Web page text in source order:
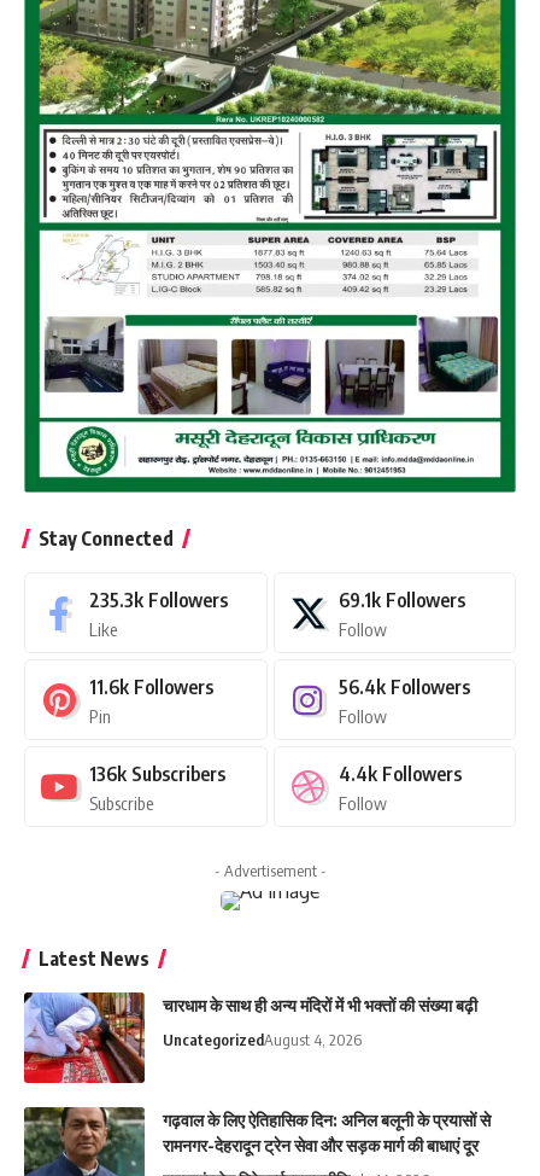
Stay Connected
235.3k Followers
Like
69.1k Followers
Follow
11.6k Followers
Pin
56.4k Followers
Follow
136k Subscribers
Subscribe
4.4k Followers
Follow
- Advertisement -
Latest News
चारधाम के साथ ही अन्य मंदिरों में भी भक्तों की संख्या बढ़ी
UncategorizedAugust 4, 2026
गढ़वाल के लिए ऐतिहासिक दिन: अनिल बलूनी के प्रयासों से
रामनगर-देहरादून ट्रेन सेवा और सड़क मार्ग की बाधाएं दूर